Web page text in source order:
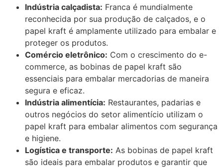
Indústria calçadista: Franca é mundialmente
reconhecida por sua produção de calçados, e o
papel kraft é amplamente utilizado para embalar e
proteger os produtos.
Comércio eletrônico: Com o crescimento do e-
commerce, as bobinas de papel kraft são
essenciais para embalar mercadorias de maneira
segura e eficaz.
Indústria alimentícia: Restaurantes, padarias e
outros negócios do setor alimentício utilizam o
papel kraft para embalar alimentos com segurança
e higiene.
Logística e transporte: As bobinas de papel kraft
são ideais para embalar produtos e garantir que